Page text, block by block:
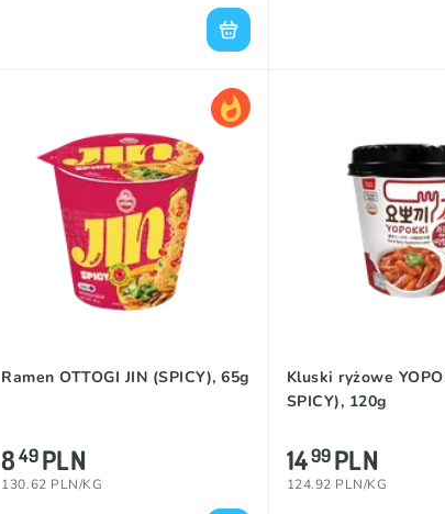
Ramen OTTOGI JIN (SPICY), 65g
849PLN
130.62 PLN/KG
Kluski ryżowe
SPICY), 120g
1499PLN
124.92 PLN/KG